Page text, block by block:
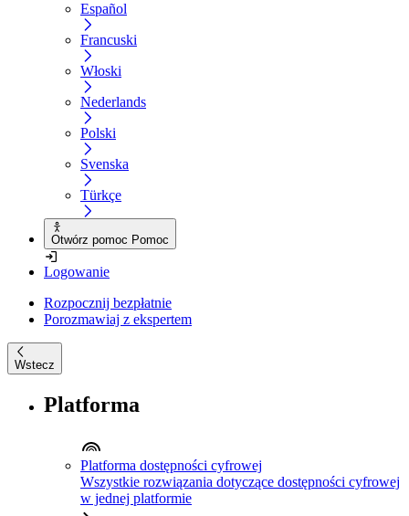
Español
Francuski
Włoski
Nederlands
Polski
Svenska
Türkçe
Otwórz pomoc Pomoc
Logowanie
Rozpocznij bezpłatnie
Porozmawiaj z ekspertem
Wstecz
Platforma
Platforma dostępności cyfrowej
Wszystkie rozwiązania dotyczące dostępności cyfrowej
w jednej platformie